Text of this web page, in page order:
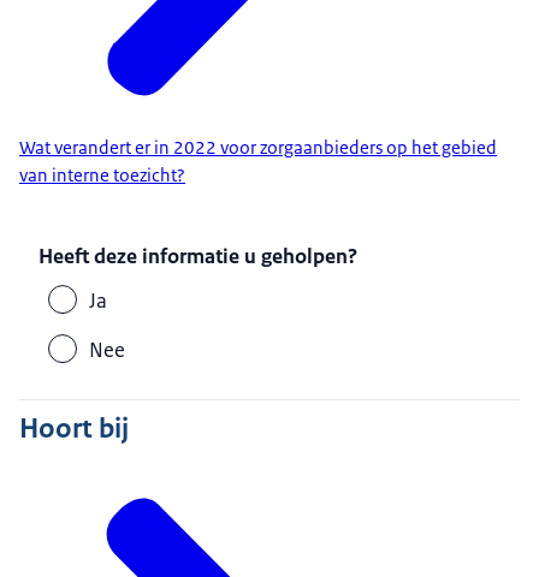
Wat verandert er in 2022 voor zorgaanbieders op het gebied
van interne toezicht?
Heeft deze informatie u geholpen?
Ja
Nee
Hoort bij